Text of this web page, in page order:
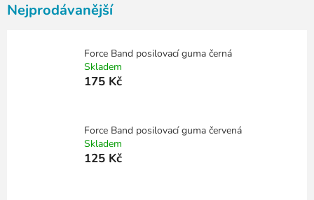
Nejprodávanější
Force Band posilovací guma černá
Skladem
175 Kč
Force Band posilovací guma červená
Skladem
125 Kč